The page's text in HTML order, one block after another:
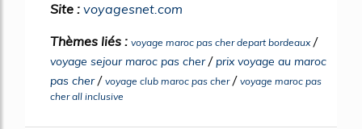
Site : voyagesnet.com
Thèmes liés : voyage maroc pas cher depart bordeaux /
voyage sejour maroc pas cher/prix voyage au maroc
pas cher/ voyage club maroc pas cher/ voyage maroc pas
cher all inclusive